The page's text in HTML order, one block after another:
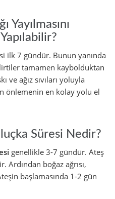
Yayılmasını
ilk 7 gündür. Bunun yanında
tamamen kaybolduktan
ve ağız sıvıları yoluyla
önlemenin en kolay yolu el
Süresi Nedir?
genellikle 3-7 gündür. Ateş
boğaz ağrısı,
başlamasında 1-2 gün